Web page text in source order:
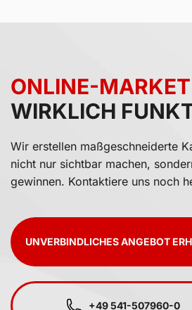
ONLINE-
WIRKLICH
Wir erstellen maßgeschneiderte
nicht nur sichtbar machen,
gewinnen. Kontaktiere uns noch
UNVERBINDLICHES ANGEBOT
+49 541-507960-0